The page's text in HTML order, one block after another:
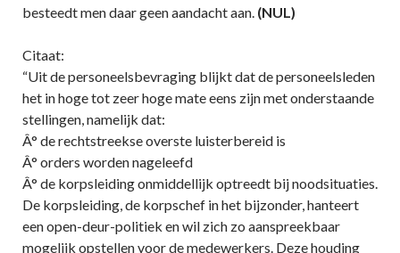
besteedt men daar geen aandacht aan. (NUL)
Citaat:
“Uit de personeelsbevraging blijkt dat de personeelsleden
het in hoge tot zeer hoge mate eens zijn met onderstaande
stellingen, namelijk dat:
Â° de rechtstreekse overste luisterbereid is
Â° orders worden nageleefd
Â° de korpsleiding onmiddellijk optreedt bij noodsituaties.
De korpsleiding, de korpschef in het bijzonder, hanteert
een open-deur-politiek en wil zich zo aanspreekbaar
mogelijk opstellen voor de medewerkers. Deze houding